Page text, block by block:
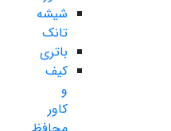
شیشه
تانک
باتری
کیف
و
کاور